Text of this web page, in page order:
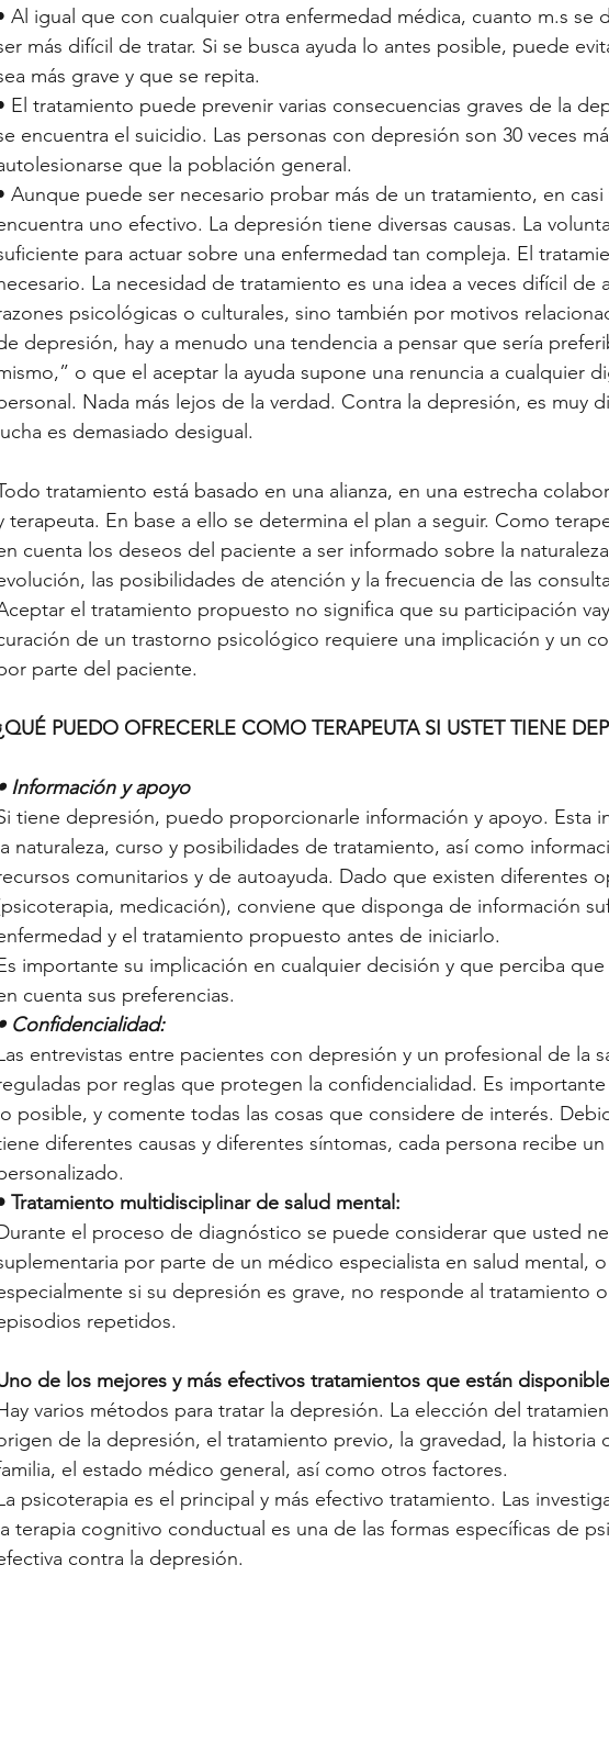
Al igual que con cualquier otra enfermedad médica, cuanto m.s se
más difícil de tratar. Si se busca ayuda lo antes posible, puede
más grave y que se repita.
El tratamiento puede prevenir varias consecuencias graves de la
encuentra el suicidio. Las personas con depresión son 30 veces
que la población general.
Aunque puede ser necesario probar más de un tratamiento, en
uno efectivo. La depresión tiene diversas causas. La
para actuar sobre una enfermedad tan compleja. El
La necesidad de tratamiento es una idea a veces difícil de
psicológicas o culturales, sino también por motivos
depresión, hay a menudo una tendencia a pensar que sería
o que el aceptar la ayuda supone una renuncia a cualquier
Nada más lejos de la verdad. Contra la depresión, es muy
lucha es demasiado desigual.
tratamiento está basado en una alianza, en una estrecha
terapeuta. En base a ello se determina el plan a seguir. Como
cuenta los deseos del paciente a ser informado sobre la
las posibilidades de atención y la frecuencia de las
el tratamiento propuesto no significa que su participación
de un trastorno psicológico requiere una implicación y un
parte del paciente.
PUEDO OFRECERLE COMO TERAPEUTA SI USTET TIENE
Información y apoyo
tiene depresión, puedo proporcionarle información y apoyo. Esta
la naturaleza, curso y posibilidades de tratamiento, así como
comunitarios y de autoayuda. Dado que existen diferentes
medicación), conviene que disponga de información
y el tratamiento propuesto antes de iniciarlo.
importante su implicación en cualquier decisión y que perciba
cuenta sus preferencias.
Confidencialidad:
entrevistas entre pacientes con depresión y un profesional de la
por reglas que protegen la confidencialidad. Es
lo posible, y comente todas las cosas que considere de interés.
diferentes causas y diferentes síntomas, cada persona recibe
Tratamiento multidisciplinar de salud mental:
el proceso de diagnóstico se puede considerar que usted
por parte de un médico especialista en salud mental,
si su depresión es grave, no responde al tratamiento
repetidos.
de los mejores y más efectivos tratamientos que están
varios métodos para tratar la depresión. La elección del
de la depresión, el tratamiento previo, la gravedad, la historia
el estado médico general, así como otros factores.
psicoterapia es el principal y más efectivo tratamiento. Las
la terapia cognitivo conductual es una de las formas específicas de
contra la depresión.